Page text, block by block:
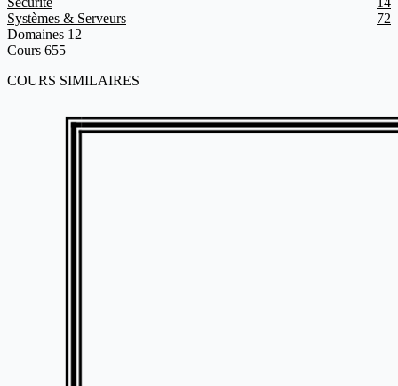
Systèmes & Serveurs
72
Domaines 12
Cours 655
COURS SIMILAIRES